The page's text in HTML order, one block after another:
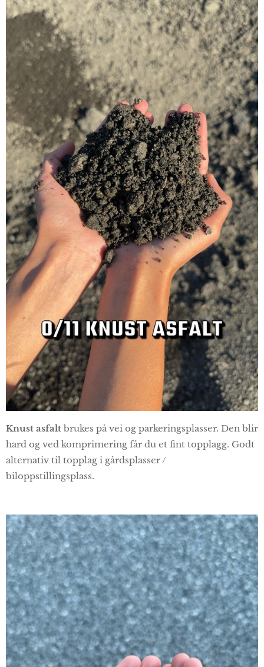
Knust asfalt brukes på vei og parkeringsplasser. Den blir
hard og ved komprimering får du et fint topplagg. Godt
alternativ til topplag i gårdsplasser /
biloppstillingsplass.